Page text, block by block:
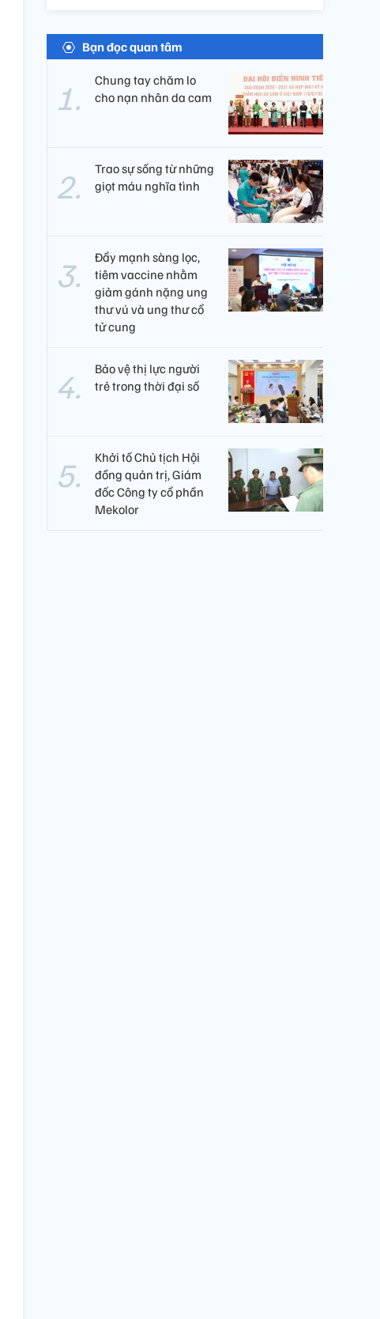
Bạn đọc quan tâm
Chung tay chăm lo
cho nạn nhân da cam
Trao sự sống từ những
giọt máu nghĩa tình
Đẩy mạnh sàng lọc,
tiêm vaccine nhằm
giảm gánh nặng ung
thư vú và ung thư cổ
tử cung
Bảo vệ thị lực người
trẻ trong thời đại số
Khởi tố Chủ tịch Hội
đồng quản trị, Giám
đốc Công ty cổ phần
Mekolor